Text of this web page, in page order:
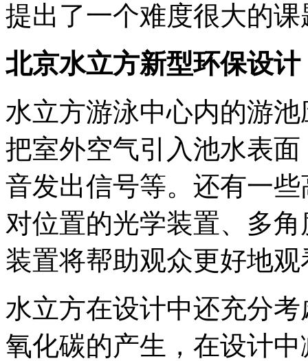
提出了一个难度很大的课
北京水立方新型环保设计
水立方游泳中心内的游
把室外空气引入池水表
音发出信号等。还有一
对位置的光学装置、多
装置将帮助观众更好地
水立方在设计中还充分
氧化碳的产生，在设计